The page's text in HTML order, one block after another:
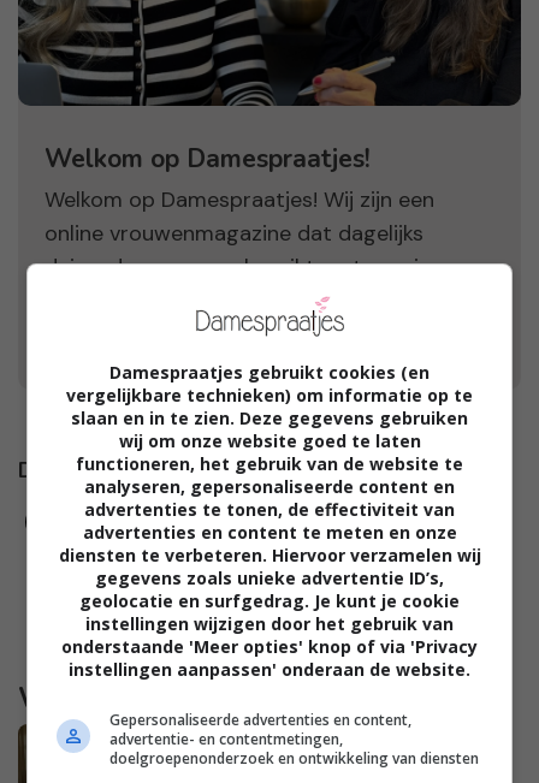
Welkom op Damespraatjes!
Welkom op Damespraatjes! Wij zijn een
online vrouwenmagazine dat dagelijks
duizenden vrouwen bereikt met mooie
verhalen, leuke winacties, product reviews en
bakken vol positieve inspiratie.
Damespraatjes op
Waargebeurd
Marieke: “De kinderen in pyjama naar
school brengen is niet zo erg toch?”
Damespraatjes gebruikt cookies (en
vergelijkbare technieken) om informatie op te
slaan en in te zien. Deze gegevens gebruiken
wij om onze website goed te laten
functioneren, het gebruik van de website te
analyseren, gepersonaliseerde content en
advertenties te tonen, de effectiviteit van
advertenties en content te meten en onze
diensten te verbeteren. Hiervoor verzamelen wij
gegevens zoals unieke advertentie ID’s,
geolocatie en surfgedrag. Je kunt je cookie
instellingen wijzigen door het gebruik van
onderstaande 'Meer opties' knop of via 'Privacy
instellingen aanpassen' onderaan de website.
Gepersonaliseerde advertenties en content,
advertentie- en contentmetingen,
doelgroepenonderzoek en ontwikkeling van diensten